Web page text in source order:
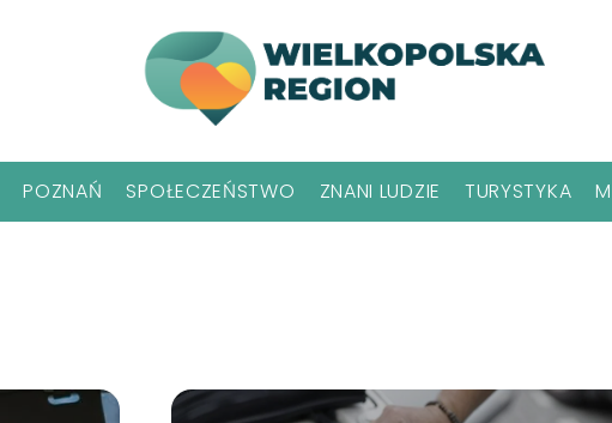
POZNAŃ SPOŁECZEŃSTWO ZNANI LUDZIE TURYSTYKA